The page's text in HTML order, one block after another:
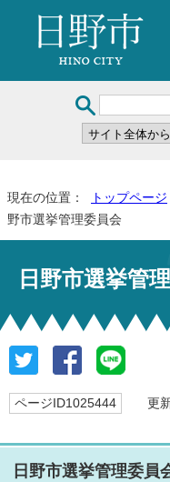
現在の位置： トップページ
野市選挙管理委員会
日野市選挙管
ページID1025444 更新
日野市選挙管理委員